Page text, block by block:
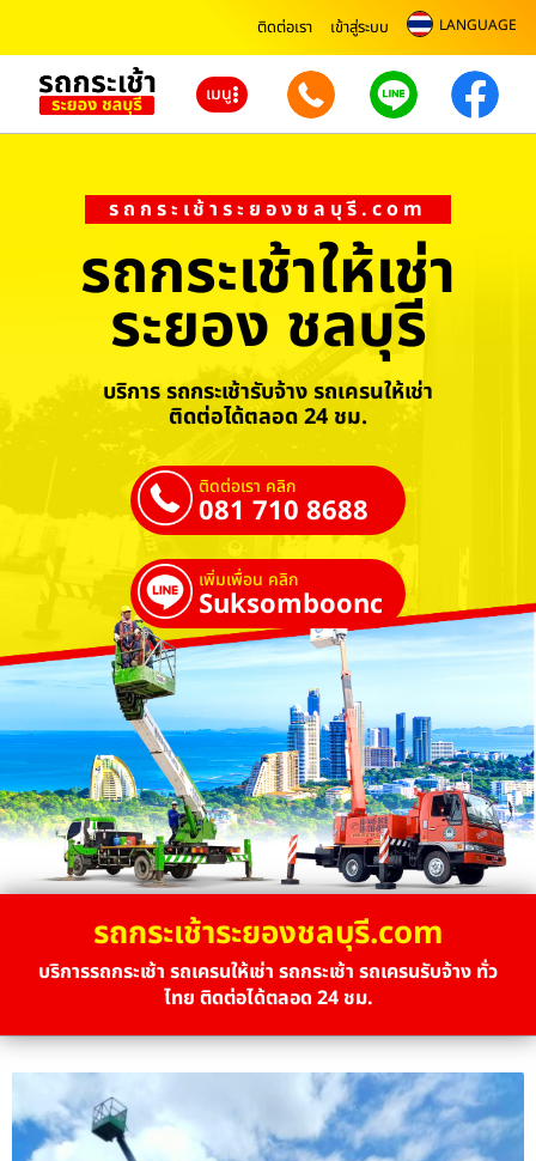
ติดต่อเรา เข้าสู่ระบบ LANGUAGE
เมนู
รถกระเช้าระยองชลบุรี.com
รถกระเช้าให้เช่า
ระยอง ชลบุรี
บริการ รถกระเช้ารับจ้าง รถเครนให้เช่า
ติดต่อได้ตลอด 24 ชม.
ติดต่อเรา คลิก
081 710 8688
เพิ่มเพื่อน คลิก
Suksombooncrane
รถกระเช้าระยองชลบุรี.com
บริการรถกระเช้า รถเครนให้เช่า รถกระเช้า รถเครนรับจ้าง ทั่ว
ไทย ติดต่อได้ตลอด 24 ชม.